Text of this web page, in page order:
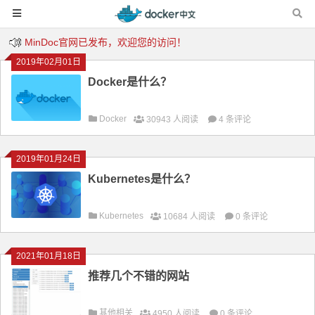
MinDoc官网已发布，欢迎您的访问！
Kubernetes中文社区上线啦！少年还等什么？快上车……
欢迎来到Jenkins中文社区！
2019年02月01日
Docker是什么？
Docker 30943 人阅读 4 条评论
2019年01月24日
Kubernetes是什么？
Kubernetes 10684 人阅读 0 条评论
2021年01月18日
推荐几个不错的网站
其他相关